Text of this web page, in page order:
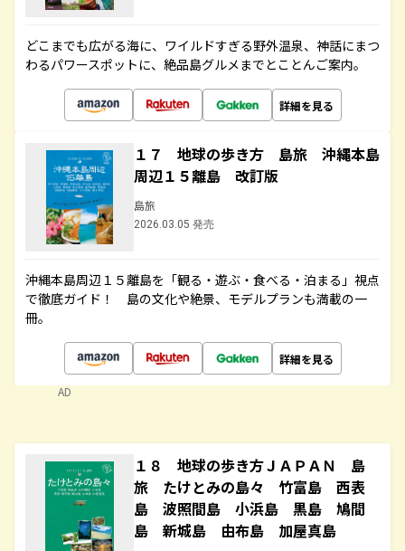
どこまでも広がる海に、ワイルドすぎる野外温泉、神話にまつ
わるパワースポットに、絶品島グルメまでとことんご案内。
詳細を見る
１７ 地球の歩き方 島旅 沖縄本島
周辺１５離島 改訂版
島旅
2026.03.05 発売
沖縄本島周辺１５離島を「観る・遊ぶ・食べる・泊まる」視点
で徹底ガイド！ 島の文化や絶景、モデルプランも満載の一
冊。
詳細を見る
AD
１８ 地球の歩き方ＪＡＰＡＮ 島
旅 たけとみの島々 竹富島 西表
島 波照間島 小浜島 黒島 鳩間
島 新城島 由布島 加屋真島